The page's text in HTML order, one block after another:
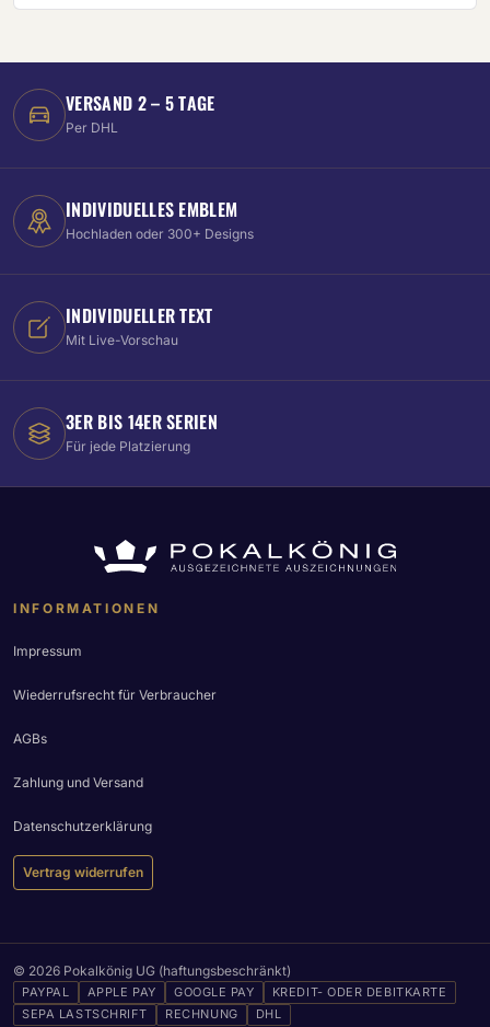
VERSAND 2 – 5 TAGE
Per DHL
INDIVIDUELLES EMBLEM
Hochladen oder 300+ Designs
INDIVIDUELLER TEXT
Mit Live-Vorschau
3ER BIS 14ER SERIEN
Für jede Platzierung
INFORMATIONEN
Impressum
Wiederrufsrecht für Verbraucher
AGBs
Zahlung und Versand
Datenschutzerklärung
Vertrag widerrufen
© 2026 Pokalkönig UG (haftungsbeschränkt)
PAYPAL APPLE PAY GOOGLE PAY
KREDIT- ODER DEBITKARTE
SEPA LASTSCHRIFT
RECHNUNG DHL